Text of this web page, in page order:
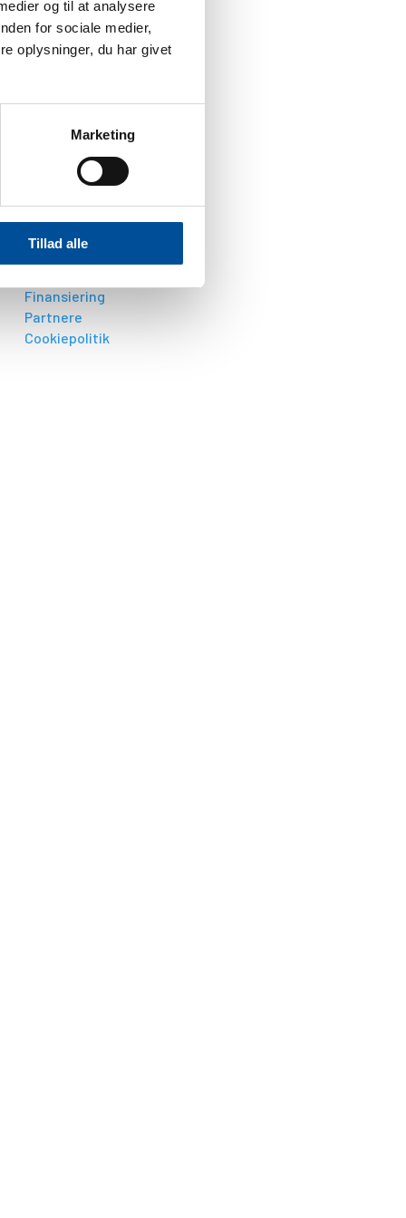
og til at analysere
for sociale medier,
oplysninger, du har givet
Marketing
Tillad alle
5
5
INFORMATION
Finansiering
Partnere
Cookiepolitik